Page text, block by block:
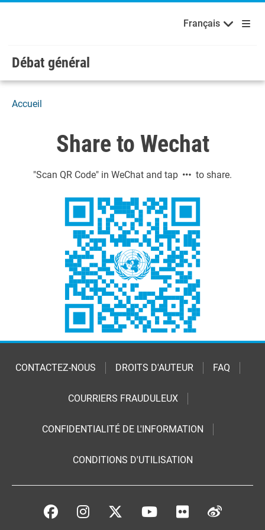
Skip to main content / navigation
Bienvenue aux Nations Unies Français Русский
EspañolFrançais
Débat général
Accueil
Share to Wechat
"Scan QR Code" in WeChat and tap to share.
CONTACTEZ-NOUS DROITS D'AUTEUR FAQ
COURRIERS FRAUDULEUX
CONFIDENTIALITÉ DE L'INFORMATION
CONDITIONS D'UTILISATION